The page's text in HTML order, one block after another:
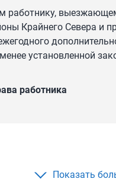
работнику,
Крайнего Севера и
установленной
работника
Показать